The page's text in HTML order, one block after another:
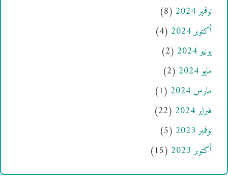
نوفمبر 2024
(8)
أكتوبر 2024
(4)
يونيو 2024
(2)
مايو 2024
(2)
مارس 2024
(1)
فبراير 2024
(22)
نوفمبر 2023
(5)
أكتوبر 2023
(15)